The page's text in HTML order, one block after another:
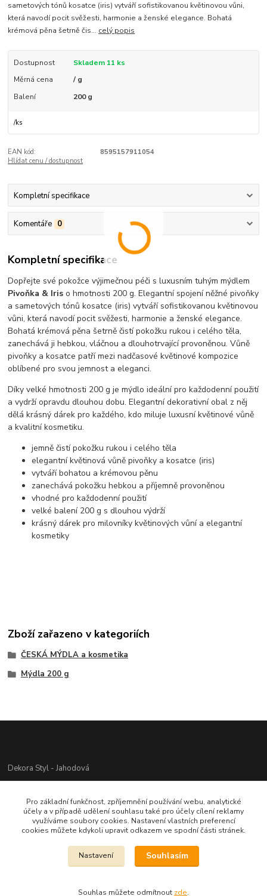
sametových tónů kosatce (iris) vytváří sofistikovanou květinovou vůni,
která navodí pocit svěžesti, harmonie a ženské elegance. Bohatá
krémová pěna šetrně čis... celý popis
Dostupnost
Skladem 11 ks
Měrná cena
/ g
Balení
200 g
/ks
EAN kód:
8595157911054
Hlídat cenu / dostupnost
Kompletní specifikace
Komentáře 0
Kompletní specifikace
Dopřejte své pokožce výjimečnou péči s luxusním tuhým mýdlem
Pivoňka & Iris o hmotnosti 200 g. Elegantní spojení něžné pivoňky
a sametových tónů kosatce (iris) vytváří sofistikovanou květinovou
vůni, která navodí pocit svěžesti, harmonie a ženské elegance.
Bohatá krémová pěna šetrně čistí pokožku rukou i celého těla,
zanechává ji hebkou, vláčnou a dlouhotrvající provoněnou. Vůně
pivoňky a kosatce patří mezi nadčasové květinové kompozice
oblíbené pro svou jemnost a eleganci.
Díky velké hmotnosti 200 g je mýdlo ideální pro každodenní použití
a vydrží opravdu dlouhou dobu. Elegantní dekorativní obal z něj
dělá krásný dárek pro každého, kdo miluje luxusní květinové vůně
a kvalitní kosmetiku.
jemně čistí pokožku rukou i celého těla
elegantní květinová vůně pivoňky a kosatce (iris)
vytváří bohatou a krémovou pěnu
zanechává pokožku hebkou a příjemně provoněnou
vhodné pro každodenní použití
velké balení 200 g s dlouhou výdrží
krásný dárek pro milovníky květinových vůní a elegantní
kosmetiky
Zboží zařazeno v kategoriích
ČESKÁ MÝDLA a kosmetika
Mýdla 200 g
Dekora Styl - Jahodová
721312944
info@zbozi-darky.cz
Pro základní funkčnost, zpříjemnění používání webu, analytické
účely a v případě udělení souhlasu také pro účely cílení reklamy
využíváme soubory cookies. Nastavení vlastních preferencí
cookies můžete kdykoli upravit odkazem ve spodní části stránek.
Nastavení Souhlasím
Souhlas můžete odmítnout zde.